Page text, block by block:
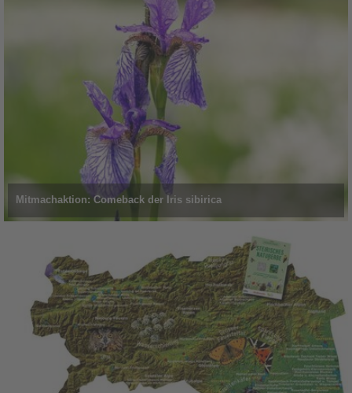
Mitmachaktion: Comeback der Iris sibirica